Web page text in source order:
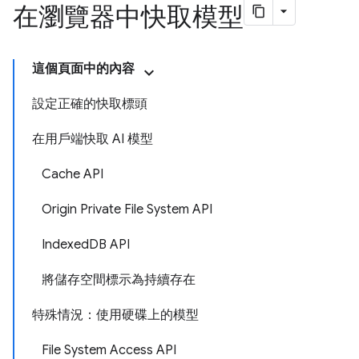
在瀏覽器中快取模型
這個頁面中的內容
設定正確的快取標頭
在用戶端快取 AI 模型
Cache API
Origin Private File System API
IndexedDB API
將儲存空間標示為持續存在
特殊情況：使用硬碟上的模型
File System Access API